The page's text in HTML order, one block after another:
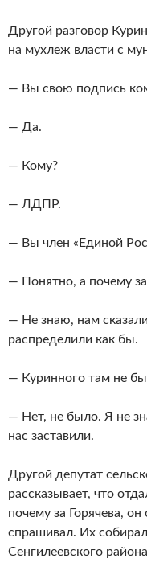
Другой разговор
на мухлеж власти с
— Вы свою подпись
— Да.
— Кому?
— ЛДПР.
— Вы член «Единой
— Понятно, а почему
— Не знаю, нам
распределили как бы.
— Куринного там не
— Нет, не было. Я не
нас заставили.
Другой депутат
рассказывает, что
почему за Горячева,
спрашивал. Их
Сенгилеевского